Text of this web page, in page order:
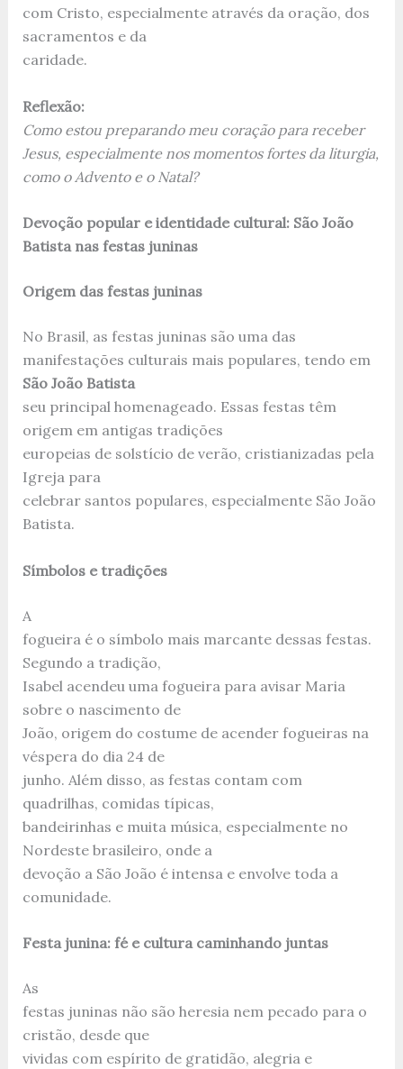
com Cristo, especialmente através da oração, dos
sacramentos e da
caridade.
Reflexão:
Como estou preparando meu coração para receber
Jesus, especialmente nos momentos fortes da liturgia,
como o Advento e o Natal?
Devoção popular e identidade cultural: São João
Batista nas festas juninas
Origem das festas juninas
No Brasil, as festas juninas são uma das
manifestações culturais mais populares, tendo em
São João Batista
seu principal homenageado. Essas festas têm
origem em antigas tradições
europeias de solstício de verão, cristianizadas pela
Igreja para
celebrar santos populares, especialmente São João
Batista.
Símbolos e tradições
A
fogueira é o símbolo mais marcante dessas festas.
Segundo a tradição,
Isabel acendeu uma fogueira para avisar Maria
sobre o nascimento de
João, origem do costume de acender fogueiras na
véspera do dia 24 de
junho. Além disso, as festas contam com
quadrilhas, comidas típicas,
bandeirinhas e muita música, especialmente no
Nordeste brasileiro, onde a
devoção a São João é intensa e envolve toda a
comunidade.
Festa junina: fé e cultura caminhando juntas
As
festas juninas não são heresia nem pecado para o
cristão, desde que
vividas com espírito de gratidão, alegria e